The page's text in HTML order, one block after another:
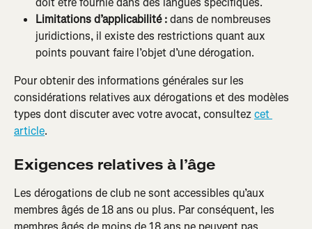
Limitations d’applicabilité : dans de nombreuses
juridictions, il existe des restrictions quant aux
points pouvant faire l’objet d’une dérogation.
Pour obtenir des informations générales sur les
considérations relatives aux dérogations et des modèles
types dont discuter avec votre avocat, consultez cet
article.
Exigences relatives à l’âge
Les dérogations de club ne sont accessibles qu’aux
membres âgés de 18 ans ou plus. Par conséquent, les